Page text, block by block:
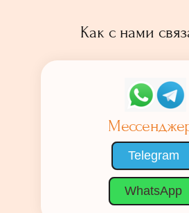
Как с нами
Telegram
WhatsApp